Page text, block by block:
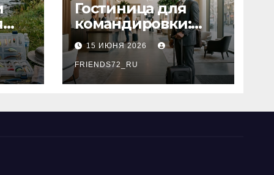
Гостиница для
командировки:
основные
критерии выбора
15 ИЮНЯ 2026
FRIENDS72_RU